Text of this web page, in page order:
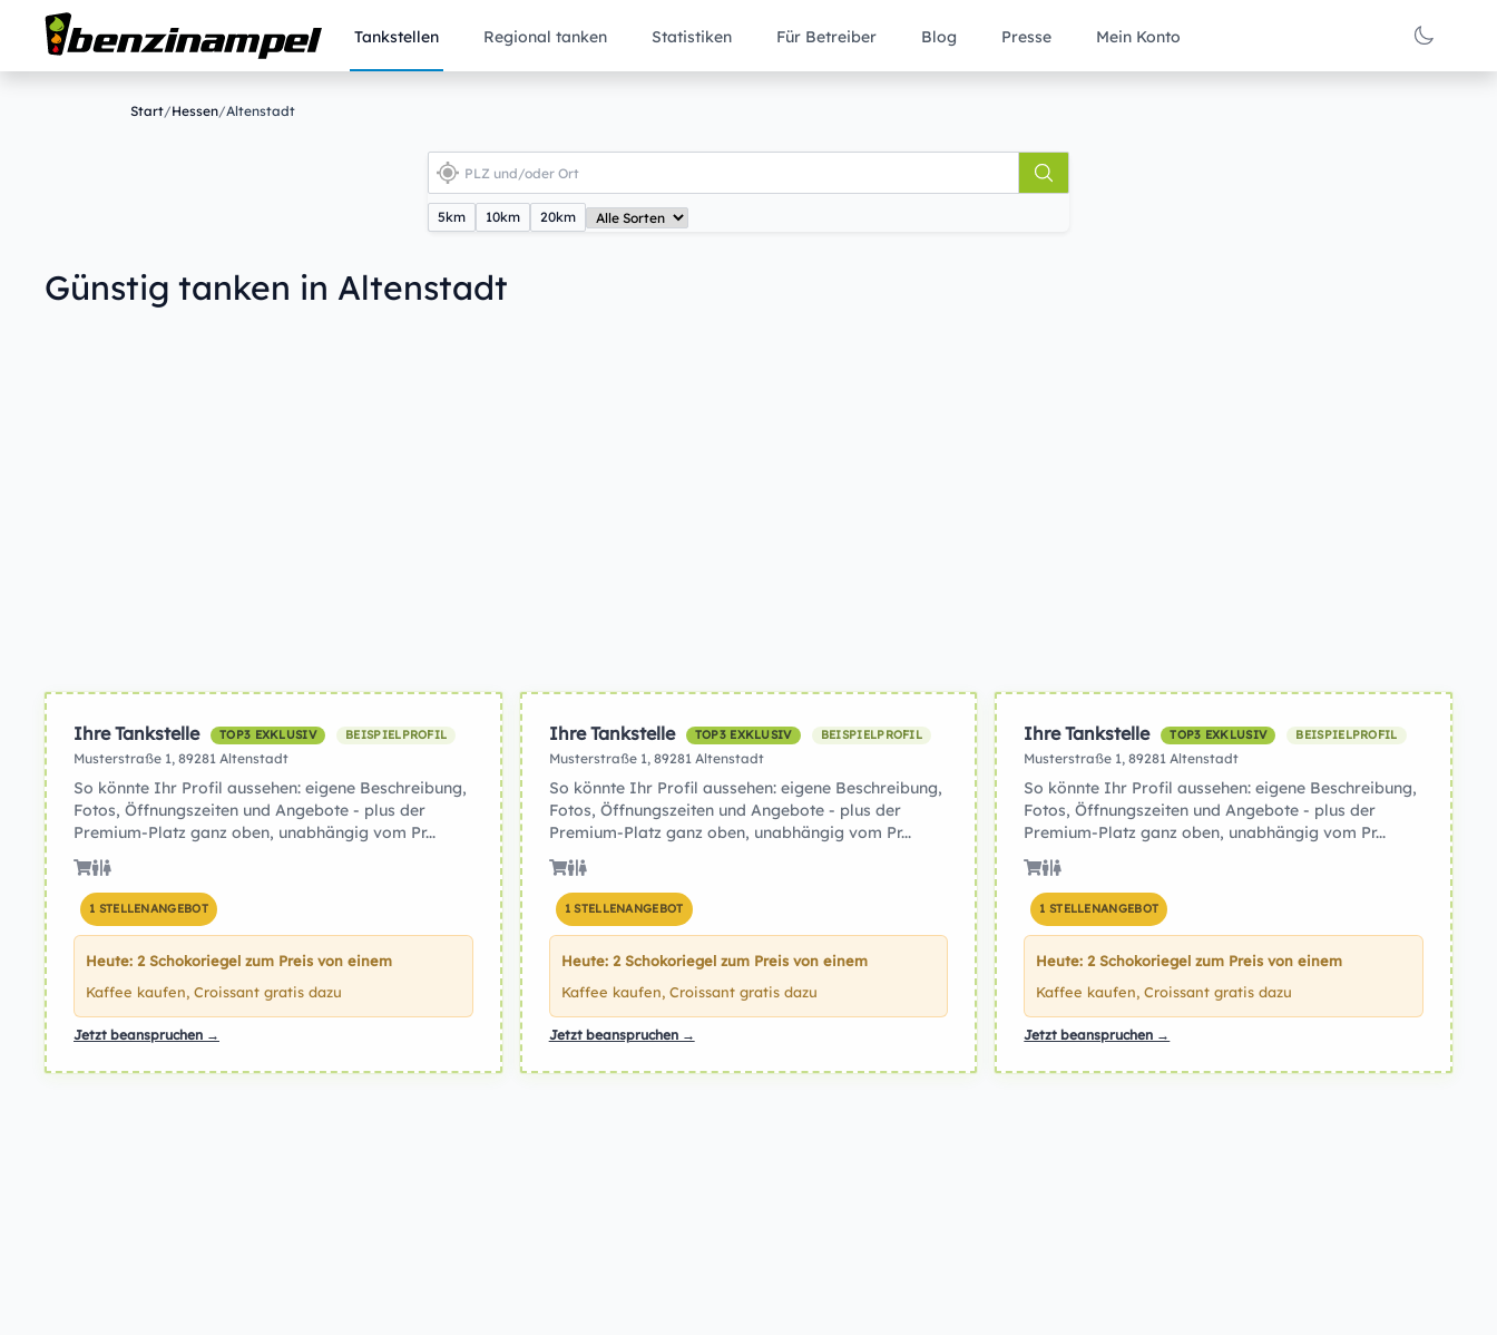
Tankstellen Regional tanken Statistiken Für Betreiber Blog Presse Mein Konto
Start/Hessen/Altenstadt
5km 10km 20km
Günstig tanken in Altenstadt
Ihre Tankstelle TOP3 EXKLUSIV BEISPIELPROFIL
Musterstraße 1, 89281 Altenstadt
So könnte Ihr Profil aussehen: eigene Beschreibung,
Fotos, Öffnungszeiten und Angebote - plus der
Premium-Platz ganz oben, unabhängig vom Pr...
1 STELLENANGEBOT
Heute: 2 Schokoriegel zum Preis von einem
Kaffee kaufen, Croissant gratis dazu
Jetzt beanspruchen →
Ihre Tankstelle TOP3 EXKLUSIV BEISPIELPROFIL
Musterstraße 1, 89281 Altenstadt
So könnte Ihr Profil aussehen: eigene Beschreibung,
Fotos, Öffnungszeiten und Angebote - plus der
Premium-Platz ganz oben, unabhängig vom Pr...
1 STELLENANGEBOT
Heute: 2 Schokoriegel zum Preis von einem
Kaffee kaufen, Croissant gratis dazu
Jetzt beanspruchen →
Ihre Tankstelle TOP3 EXKLUSIV BEISPIELPROFIL
Musterstraße 1, 89281 Altenstadt
So könnte Ihr Profil aussehen: eigene Beschreibung,
Fotos, Öffnungszeiten und Angebote - plus der
Premium-Platz ganz oben, unabhängig vom Pr...
1 STELLENANGEBOT
Heute: 2 Schokoriegel zum Preis von einem
Kaffee kaufen, Croissant gratis dazu
Jetzt beanspruchen →